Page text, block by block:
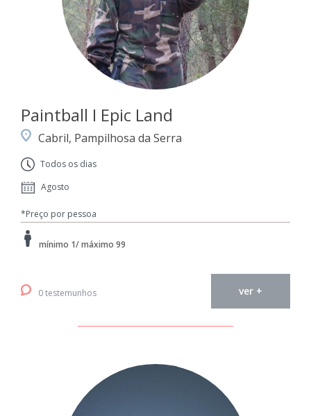
Paintball I Epic Land
Cabril, Pampilhosa da Serra
Todos os dias
Agosto
*Preço por pessoa
mínimo 1/ máximo 99
0 testemunhos ver +